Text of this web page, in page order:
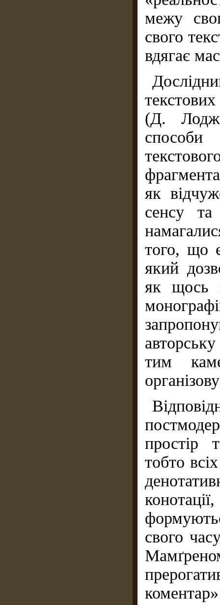
межу
свого
вдягає
(Д.
способи
як
сенсу та
того, що
який
як щось
тим
простір
тобто
свого